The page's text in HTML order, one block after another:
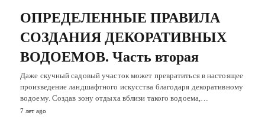
ОПРЕДЕЛЕННЫЕ ПРАВИЛА
СОЗДАНИЯ ДЕКОРАТИВНЫХ
ВОДОЕМОВ. Часть вторая
Даже скучный садовый участок может превратиться в настоящее
произведение ландшафтного искусства благодаря декоративному
водоему. Создав зону отдыха вблизи такого водоема,…
7 лет ago